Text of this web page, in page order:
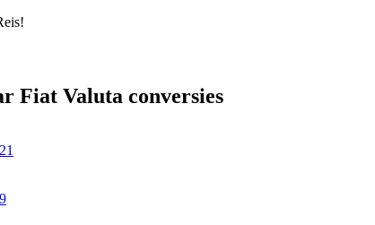
kunt blijven
Fiat Valuta conversies